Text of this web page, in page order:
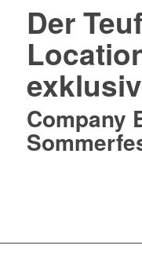
Der
Company